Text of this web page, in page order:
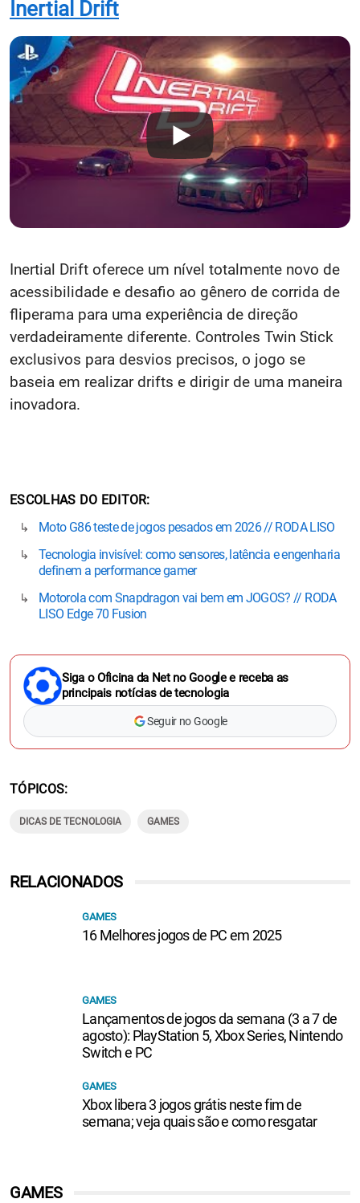
Inertial Drift
Inertial Drift oferece um nível totalmente novo de
acessibilidade e desafio ao gênero de corrida de
fliperama para uma experiência de direção
verdadeiramente diferente. Controles Twin Stick
exclusivos para desvios precisos, o jogo se
baseia em realizar drifts e dirigir de uma maneira
inovadora.
ESCOLHAS DO EDITOR
Moto G86 teste de jogos pesados em 2026 // RODA LISO
Tecnologia invisível: como sensores, latência e engenharia
definem a performance gamer
Motorola com Snapdragon vai bem em JOGOS? // RODA
LISO Edge 70 Fusion
Siga o Oficina da Net no Google e receba as
principais notícias de tecnologia
Seguir no Google
TÓPICOS
DICAS DE TECNOLOGIA GAMES
GAMES
RELACIONADOS
GAMES
16 Melhores jogos de PC em 2025
GAMES
Lançamentos de jogos da semana (3 a 7 de
agosto): PlayStation 5, Xbox Series, Nintendo
Switch e PC
GAMES
Xbox libera 3 jogos grátis neste fim de
semana; veja quais são e como resgatar